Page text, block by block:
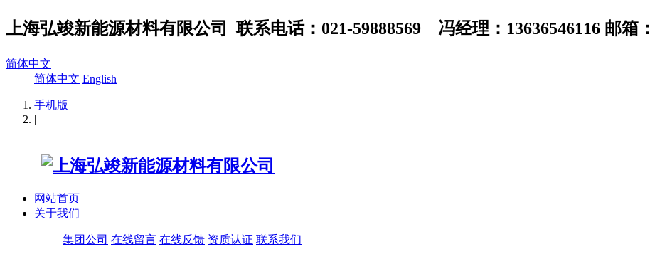
上海弘竣新能源材料有限公司 联系电话：021-59888569 冯经理：13636546116 邮箱：
简体中文
简体中文 English
手机版
|
网站首页
关于我们
集团公司 在线留言 在线反馈 资质认证 联系我们